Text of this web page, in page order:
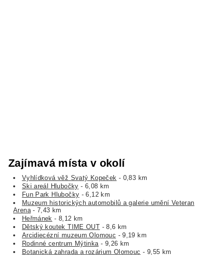
Zajímavá místa v okolí
Vyhlídková věž Svatý Kopeček - 0,83 km
Ski areál Hlubočky - 6,08 km
Fun Park Hlubočky - 6,12 km
Muzeum historických automobilů a galerie umění Veteran
Arena- 7,43 km
Heřmánek - 8,12 km
Dětský koutek TIME OUT - 8,6 km
Arcidiecézní muzeum Olomouc - 9,19 km
Rodinné centrum Mýtinka- 9,26 km
Botanická zahrada a rozárium Olomouc - 9,55 km